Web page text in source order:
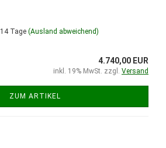
14 Tage (Ausland abweichend)
4.740,00 EUR
inkl. 19% MwSt. zzgl. Versand
ZUM ARTIKEL